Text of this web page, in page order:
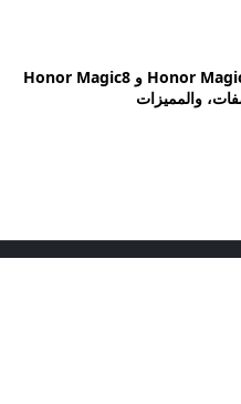
مراجعة شاملة لـ Honor Magic8 و Honor Magic8